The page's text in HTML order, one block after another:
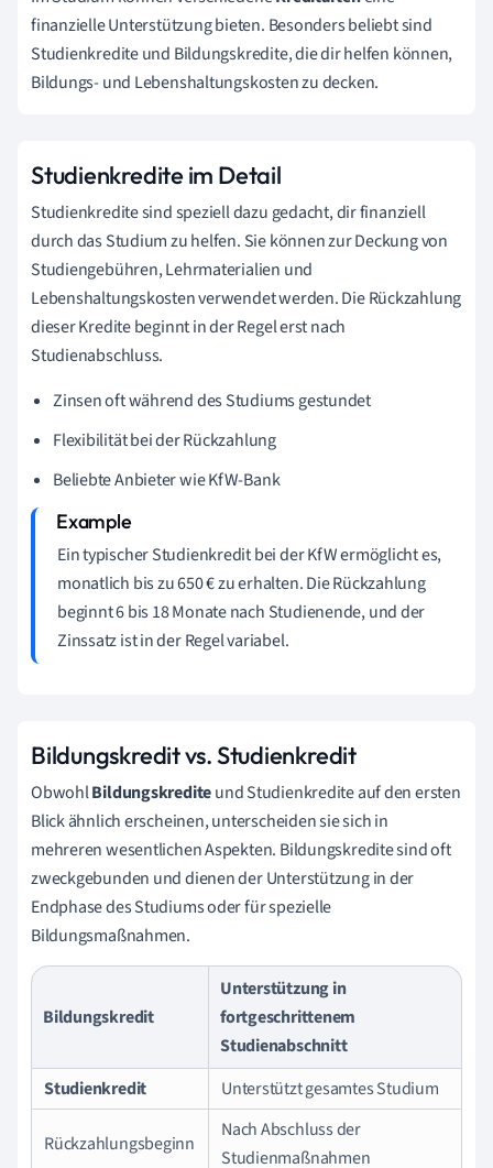
finanzielle Unterstützung bieten. Besonders beliebt sind
Studienkredite und Bildungskredite, die dir helfen können,
Bildungs- und Lebenshaltungskosten zu decken.
Studienkredite im Detail
Studienkredite sind speziell dazu gedacht, dir finanziell
durch das Studium zu helfen. Sie können zur Deckung von
Studiengebühren, Lehrmaterialien und
Lebenshaltungskosten verwendet werden. Die Rückzahlung
dieser Kredite beginnt in der Regel erst nach
Studienabschluss.
Zinsen oft während des Studiums gestundet
Flexibilität bei der Rückzahlung
Beliebte Anbieter wie KfW-Bank
Ein typischer Studienkredit bei der KfW ermöglicht es,
monatlich bis zu 650 € zu erhalten. Die Rückzahlung
beginnt 6 bis 18 Monate nach Studienende, und der
Zinssatz ist in der Regel variabel.
Bildungskredit vs. Studienkredit
ObwohlBildungskrediteund Studienkredite auf den ersten
Blick ähnlich erscheinen, unterscheiden sie sich in
mehreren wesentlichen Aspekten. Bildungskredite sind oft
zweckgebunden und dienen der Unterstützung in der
Endphase des Studiums oder für spezielle
Bildungsmaßnahmen.
Bildungskredit
Unterstützung in
fortgeschrittenem
Studienabschnitt
Studienkredit
Unterstützt gesamtes Studium
Rückzahlungsbeginn
Nach Abschluss der
Studienmaßnahmen